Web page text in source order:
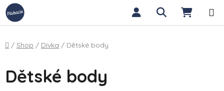
Přejít na obsah Hledat
Domů
/ Shop / Dívka / Dětské body
Dětské body